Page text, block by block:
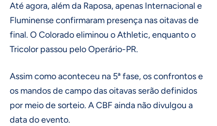
Até agora, além da Raposa, apenas Internacional e
Fluminense confirmaram presença nas oitavas de
final. O Colorado eliminou o Athletic, enquanto o
Tricolor passou pelo Operário-PR.
Assim como aconteceu na 5ª fase, os confrontos e
os mandos de campo das oitavas serão definidos
por meio de sorteio. A CBF ainda não divulgou a
data do evento.